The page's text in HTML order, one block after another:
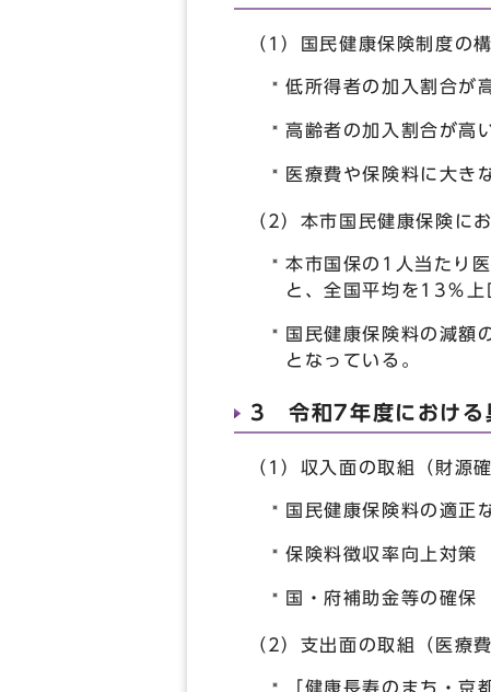
（1）国民健康保険制度の
低所得者の加入割合が
高齢者の加入割合が高
医療費や保険料に大き
（2）本市国民健康保険に
本市国保の1人当たり
と、全国平均を13％上
国民健康保険料の減額
となっている。
3 令和7年度における
（1）収入面の取組（財源
国民健康保険料の適正
保険料徴収率向上対策
国・府補助金等の確保
（2）支出面の取組（医療
「健康長寿のまち・京